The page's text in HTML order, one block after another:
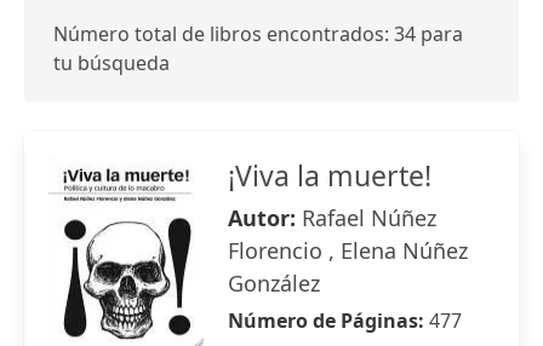
Número total de libros encontrados: 34 para
tu búsqueda
¡Viva la muerte!
Autor: Rafael Núñez
Florencio , Elena Núñez
González
Número de Páginas: 477